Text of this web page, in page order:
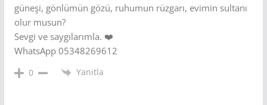
güneşi, gönlümün gözü, ruhumun rüzgarı, evimin sultanı
olur musun?
Sevgi ve saygılarımla. ❤️
WhatsApp 05348269612
0 Yanıtla